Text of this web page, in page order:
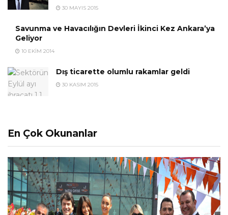
30 MAYIS 2015
Savunma ve Havacılığın Devleri İkinci Kez Ankara’ya
Geliyor
10 EKIM 2014
Dış ticarette olumlu rakamlar geldi
30 KASIM 2015
En Çok Okunanlar